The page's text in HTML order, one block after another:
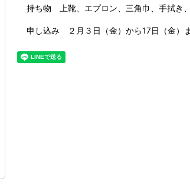
持ち物 上靴、エプロン、三角巾、手拭き
申し込み ２月３日（金）から17日（金）